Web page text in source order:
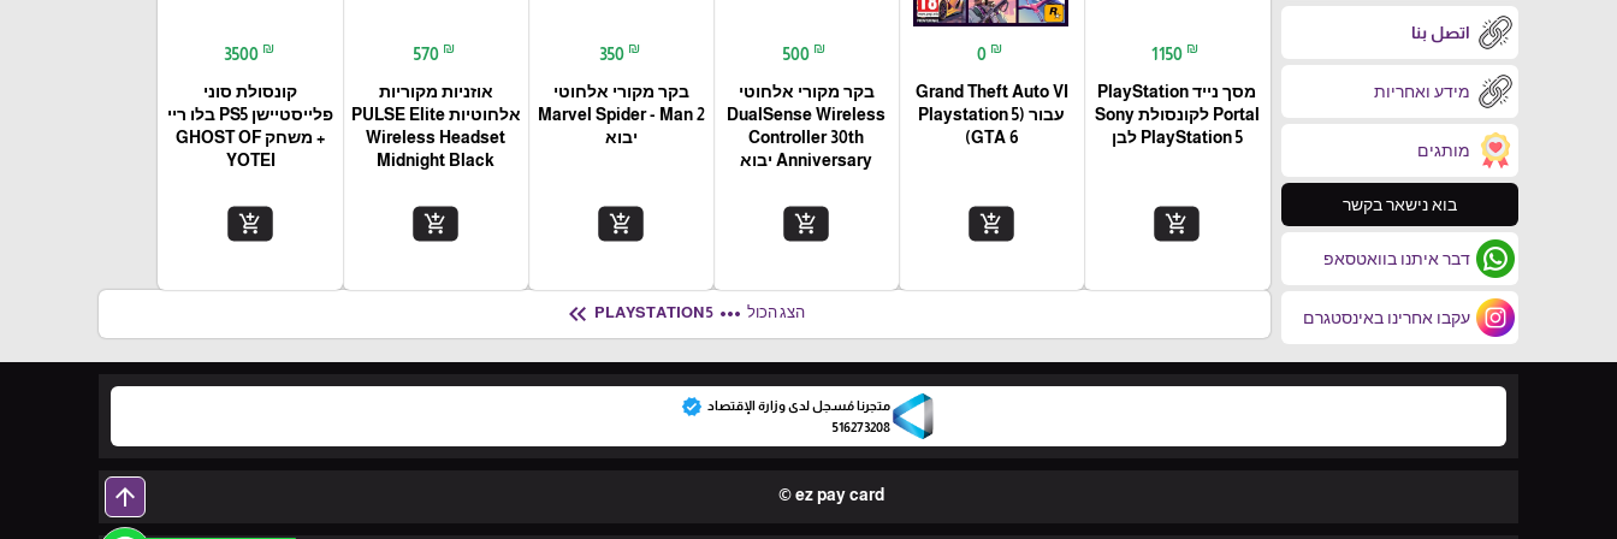
اتصل بنا
מידע ואחריות
מותגים
בוא נישאר בקשר
דבר איתנו בוואטסאפ
עקבו אחרינו באינסטגרם
1150 ₪
מסך נייד PlayStation
Portal‎ לקונסולת Sony
PlayStation 5 לבן
add_shopping_cart
0 ₪
Grand Theft Auto VI
עבור (Playstation 5
(GTA 6
add_shopping_cart
500 ₪
בקר מקורי אלחוטי
DualSense Wireless
Controller 30th
Anniversary יבוא
add_shopping_cart
350 ₪
בקר מקורי אלחוטי
Marvel Spider - Man 2
יבוא
add_shopping_cart
570 ₪
אוזניות מקוריות
אלחוטיות PULSE Elite
Wireless Headset
Midnight Black
add_shopping_cart
3500 ₪
קונסולת סוני
פלייסטיישן PS5 בלו ריי
+ משחק GHOST OF
YOTEI
add_shopping_cart
הצג הכול more_horiz
keyboard_double_arrow_left
متجرنا مُسجل لدى وزارة الإقتصاد verified
516273208
ez pay card ©
arrow_upward